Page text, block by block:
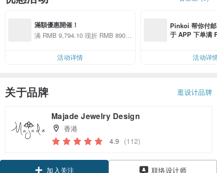
滿額優惠開催！
满 RMB 9,794.10 现折 RMB 890.4
活动详情
Pinkoi 帮你付
于 APP 下单满
活动详
关于品牌 逛设计品牌
Majade Jewelry Design
香港
4.9 (112)
加入关注 联络设计师